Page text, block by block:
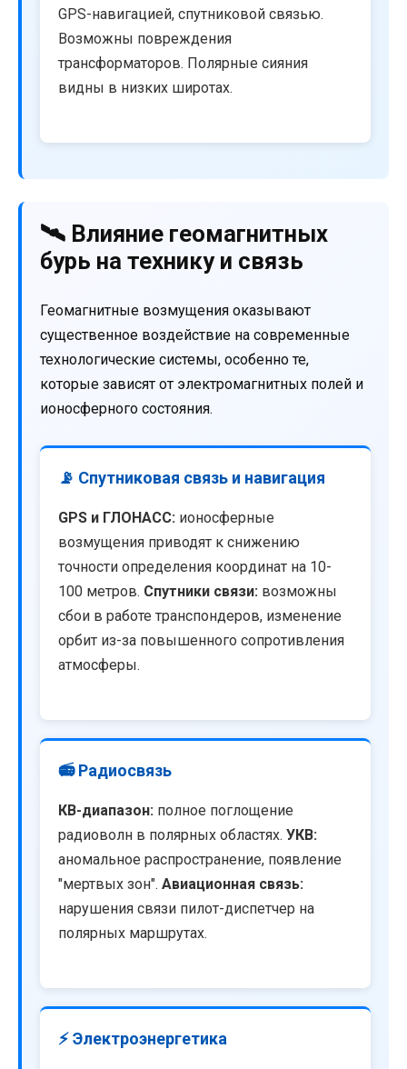
GPS-навигацией, спутниковой связью.
Возможны повреждения
трансформаторов. Полярные сияния
видны в низких широтах.
🛰️ Влияние геомагнитных
бурь на технику и связь
Геомагнитные возмущения оказывают
существенное воздействие на современные
технологические системы, особенно те,
которые зависят от электромагнитных полей и
ионосферного состояния.
📡 Спутниковая связь и навигация
GPS и ГЛОНАСС: ионосферные
возмущения приводят к снижению
точности определения координат на 10-
100 метров. Спутники связи: возможны
сбои в работе транспондеров, изменение
орбит из-за повышенного сопротивления
атмосферы.
📻 Радиосвязь
КВ-диапазон: полное поглощение
радиоволн в полярных областях. УКВ:
аномальное распространение, появление
"мертвых зон". Авиационная связь:
нарушения связи пилот-диспетчер на
полярных маршрутах.
⚡ Электроэнергетика